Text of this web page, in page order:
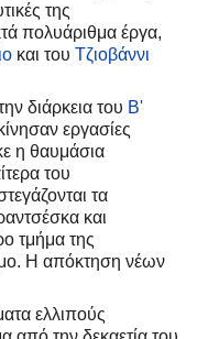
της
πολυάριθμα έργα,
και του Τζιοβάννι
διάρκεια του Β'
εργασίες
η θαυμάσια
του
τα
και
τμήμα της
Η απόκτηση νέων
ελλιπούς